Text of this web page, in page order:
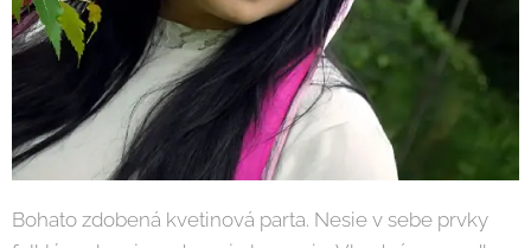
Bohato zdobená kvetinová parta. Nesie v sebe prvky